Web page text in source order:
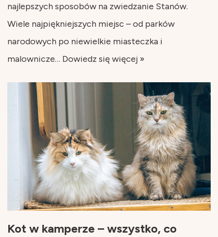
najlepszych sposobów na zwiedzanie Stanów.
Wiele najpiękniejszych miejsc – od parków
narodowych po niewielkie miasteczka i
malownicze… Dowiedz się więcej »
Kot w kamperze – wszystko, co